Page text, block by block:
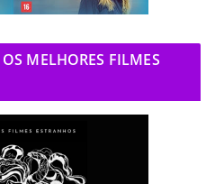
MELHORES FILMES